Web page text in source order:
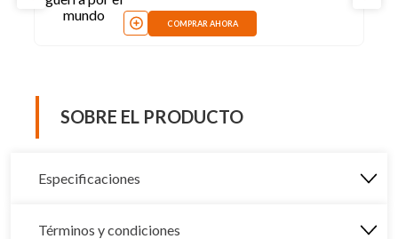
COMPRAR AHORA
SOBRE EL PRODUCTO
Especificaciones
Términos y condiciones